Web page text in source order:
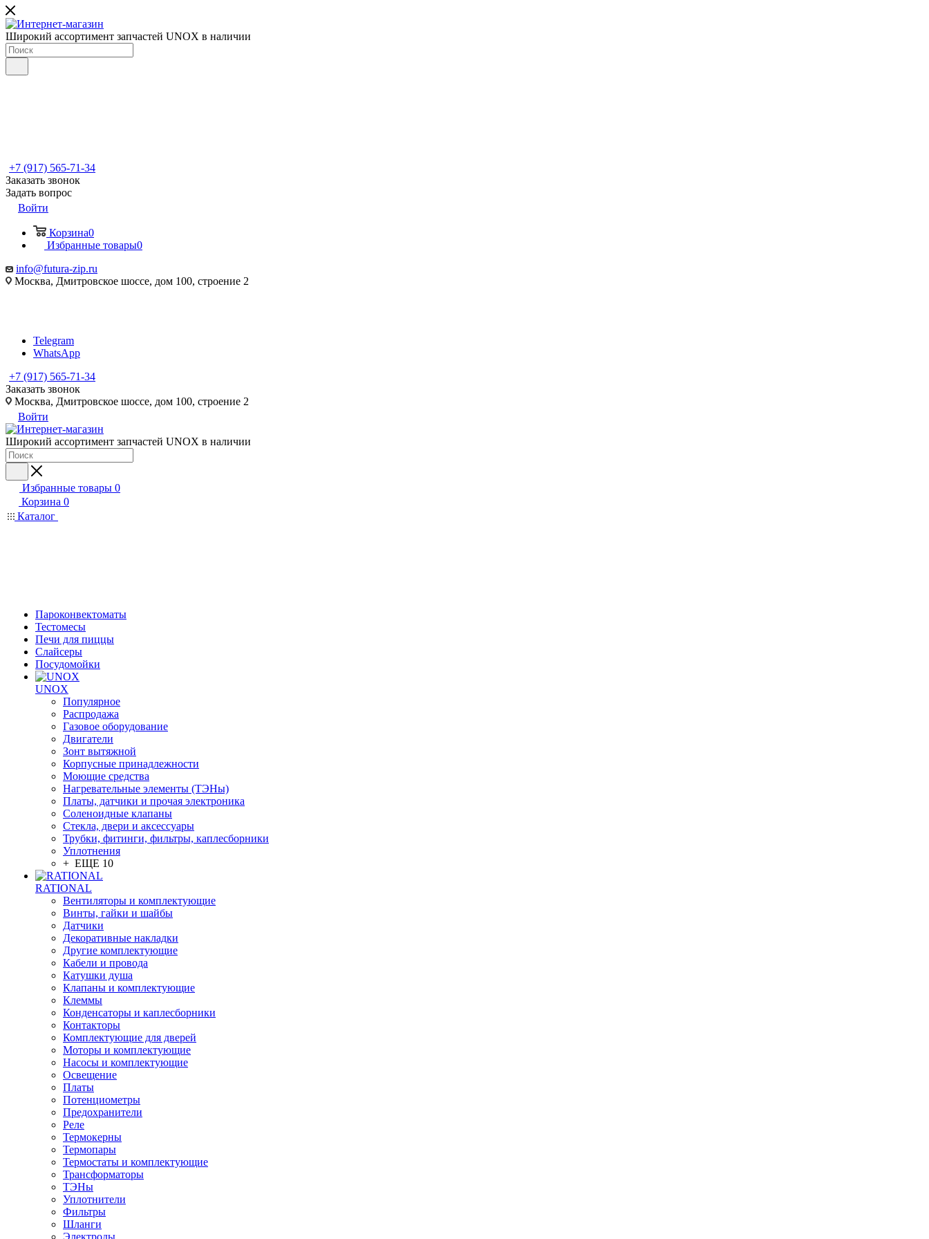
Широкий ассортимент запчастей UNOX в наличии
+7 (917) 565-71-34
Заказать звонок
Задать вопрос
Войти
Корзина0
Избранные товары0
info@futura-zip.ru
Москва, Дмитровское шоссе, дом 100, строение 2
Telegram
WhatsApp
+7 (917) 565-71-34
Заказать звонок
Москва, Дмитровское шоссе, дом 100, строение 2
Войти
Широкий ассортимент запчастей UNOX в наличии
Избранные товары 0
Корзина 0
Каталог
Пароконвектоматы
Тестомесы
Печи для пиццы
Слайсеры
Посудомойки
UNOX
Популярное
Распродажа
Газовое оборудование
Двигатели
Зонт вытяжной
Корпусные принадлежности
Моющие средства
Нагревательные элементы (ТЭНы)
Платы, датчики и прочая электроника
Соленоидные клапаны
Стекла, двери и аксессуары
Трубки, фитинги, фильтры, каплесборники
Уплотнения
+ ЕЩЕ 10
RATIONAL
Вентиляторы и комплектующие
Винты, гайки и шайбы
Датчики
Декоративные накладки
Другие комплектующие
Кабели и провода
Катушки душа
Клапаны и комплектующие
Клеммы
Конденсаторы и каплесборники
Контакторы
Комплектующие для дверей
Моторы и комплектующие
Насосы и комплектующие
Освещение
Платы
Потенциометры
Предохранители
Реле
Термокерны
Термопары
Термостаты и комплектующие
Трансформаторы
ТЭНы
Уплотнители
Фильтры
Шланги
Электроды